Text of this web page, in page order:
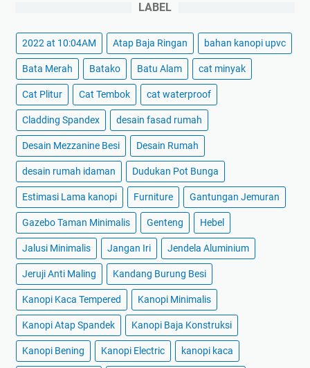
LABEL
2022 at 10:04AM Atap Baja Ringan bahan kanopi upvc
Bata Merah Batako Batu Alam cat minyak
Cat Plitur Cat Tembok cat waterproof
Cladding Spandex desain fasad rumah
Desain Mezzanine Besi Desain Rumah
desain rumah idaman Dudukan Pot Bunga
Estimasi Lama kanopi Furniture Gantungan Jemuran
Gazebo Taman Minimalis Genteng Hebel
Jalusi Minimalis Jangan Iri Jendela Aluminium
Jeruji Anti Maling Kandang Burung Besi
Kanopi Kaca Tempered Kanopi Minimalis
Kanopi Atap Spandek Kanopi Baja Konstruksi
Kanopi Bening Kanopi Electric kanopi kaca